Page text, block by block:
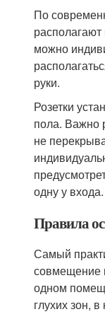
По
можно
руки.
Розетки
пола. Важно
не
одну у входа.
Правила
Самый
совмещение
одном
глухих зон,